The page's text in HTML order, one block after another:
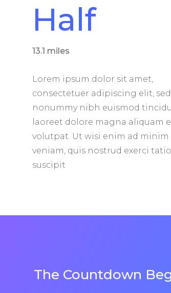
Half
13.1 miles
Lorem ipsum dolor sit amet,
consectetuer adipiscing elit,
nonummy nibh euismod
laoreet dolore magna aliquam
volutpat. Ut wisi enim ad minim
veniam, quis nostrud exerci
suscipit
The Countdown